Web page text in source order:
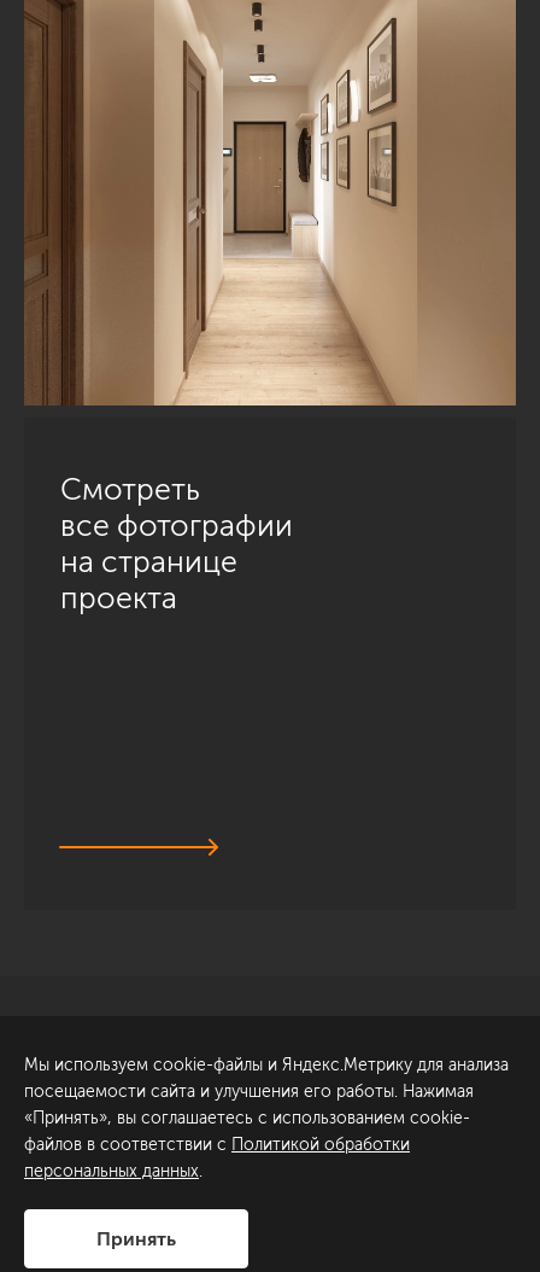
Смотреть
все фотографии
на странице
проекта
Обсудить проект
ул. Академика Павлова, 6
к1
+7 (812) 200-95-55
Сделано в
Мы используем cookie-файлы и Яндекс.Метрику для анализа
посещаемости сайта и улучшения его работы. Нажимая
«Принять», вы соглашаетесь с использованием cookie-
файлов в соответствии с Политикой обработки
персональных данных.
Принять